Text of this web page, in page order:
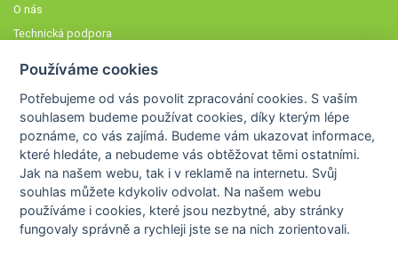
O nás
Technická podpora
Členové STOBklubu
Zásady nakládání s osobními údaji
Otestujte se
Spočítejte si
Výzva 52
Používáme cookies
Potřebujeme od vás povolit zpracování cookies. S vaším
souhlasem budeme používat cookies, díky kterým lépe
poznáme,co vás zajímá. Budeme vám ukazovat informace,
které hledáte, a nebudeme vás obtěžovat těmi ostatními.
Jak na našem webu, tak i v reklamě na internetu. Svůj
souhlas můžete kdykoliv odvolat. Na našem webu
používáme i cookies, které jsou nezbytné, aby stránky
fungovaly správně a rychleji jste se na nich zorientovali.